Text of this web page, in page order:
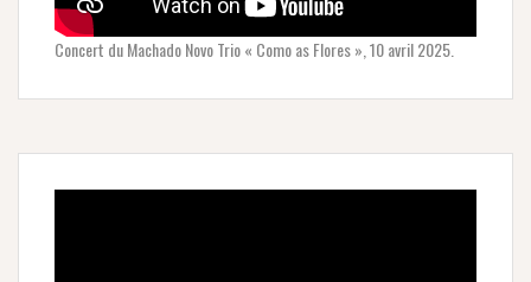
Concert du Machado Novo Trio « Como as Flores », 10 avril 2025.